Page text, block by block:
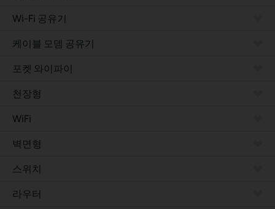
Wi-Fi 공유기
케이블 모뎀 공유기
포켓 와이파이
천장형
WiFi
벽면형
스위치
라우터